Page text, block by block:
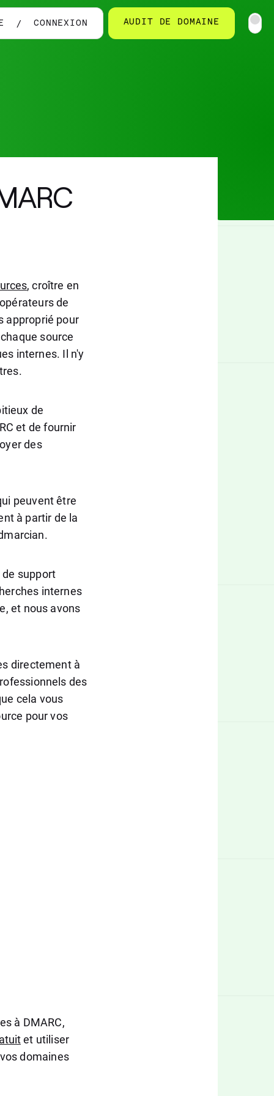
CONNEXION AUDIT DE DOMAINE
, croître en
de
approprié pour
source
internes. Il n'y
de
et de fournir
des
peuvent être
à partir de la
support
internes
et nous avons
directement à
des
cela vous
pour vos
à DMARC,
et utiliser
domaines